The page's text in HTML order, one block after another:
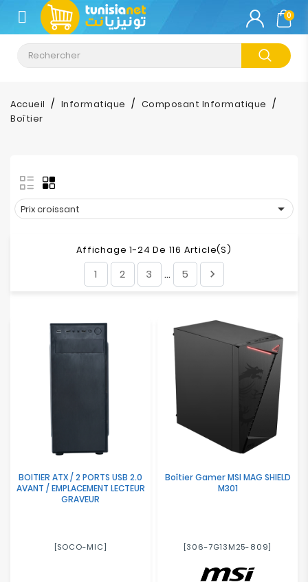
CATÉGORIE
Climatisation
Informatique
Impression
Electroménager
Bureautique
Sécurité
Mobilités
Loisirs
0
Accueil Informatique
Composant Informatique
Boîtier
Prix croissant 
Affichage 1-24 De 116 Article(s)
1 2 3 … 5 
BOITIER ATX / 2 PORTS USB 2.0
AVANT / EMPLACEMENT LECTEUR
GRAVEUR
[SOCO-MIC]
Boîtier Gamer MSI MAG SHIELD
M301
[306-7G13M25-809]